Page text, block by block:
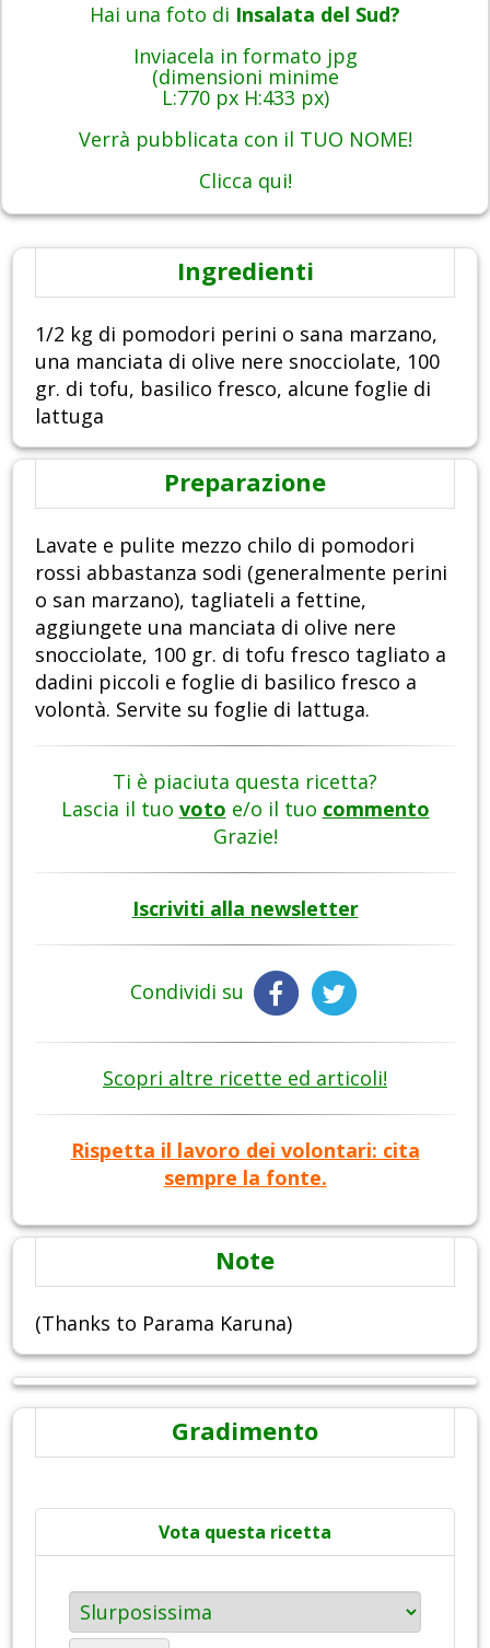
Hai una foto di Insalata del Sud?
Inviacela in formato jpg
(dimensioni minime
L:770 px H:433 px)
Verrà pubblicata con il TUO NOME!
Clicca qui!
Ingredienti
1/2 kg di pomodori perini o sana marzano,
una manciata di olive nere snocciolate, 100
gr. di tofu, basilico fresco, alcune foglie di
lattuga
Preparazione
Lavate e pulite mezzo chilo di pomodori
rossi abbastanza sodi (generalmente perini
o san marzano), tagliateli a fettine,
aggiungete una manciata di olive nere
snocciolate, 100 gr. di tofu fresco tagliato a
dadini piccoli e foglie di basilico fresco a
volontà. Servite su foglie di lattuga.
Ti è piaciuta questa ricetta?
Lascia il tuo voto e/o il tuo commento
Grazie!
Iscriviti alla newsletter
Condividi su
Scopri altre ricette ed articoli!
Rispetta il lavoro dei volontari: cita
sempre la fonte.
Note
(Thanks to Parama Karuna)
Gradimento
Vota questa ricetta